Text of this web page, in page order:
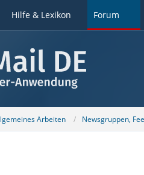
Hilfe & Lexikon Forum
Arbeiten Newsgruppen,